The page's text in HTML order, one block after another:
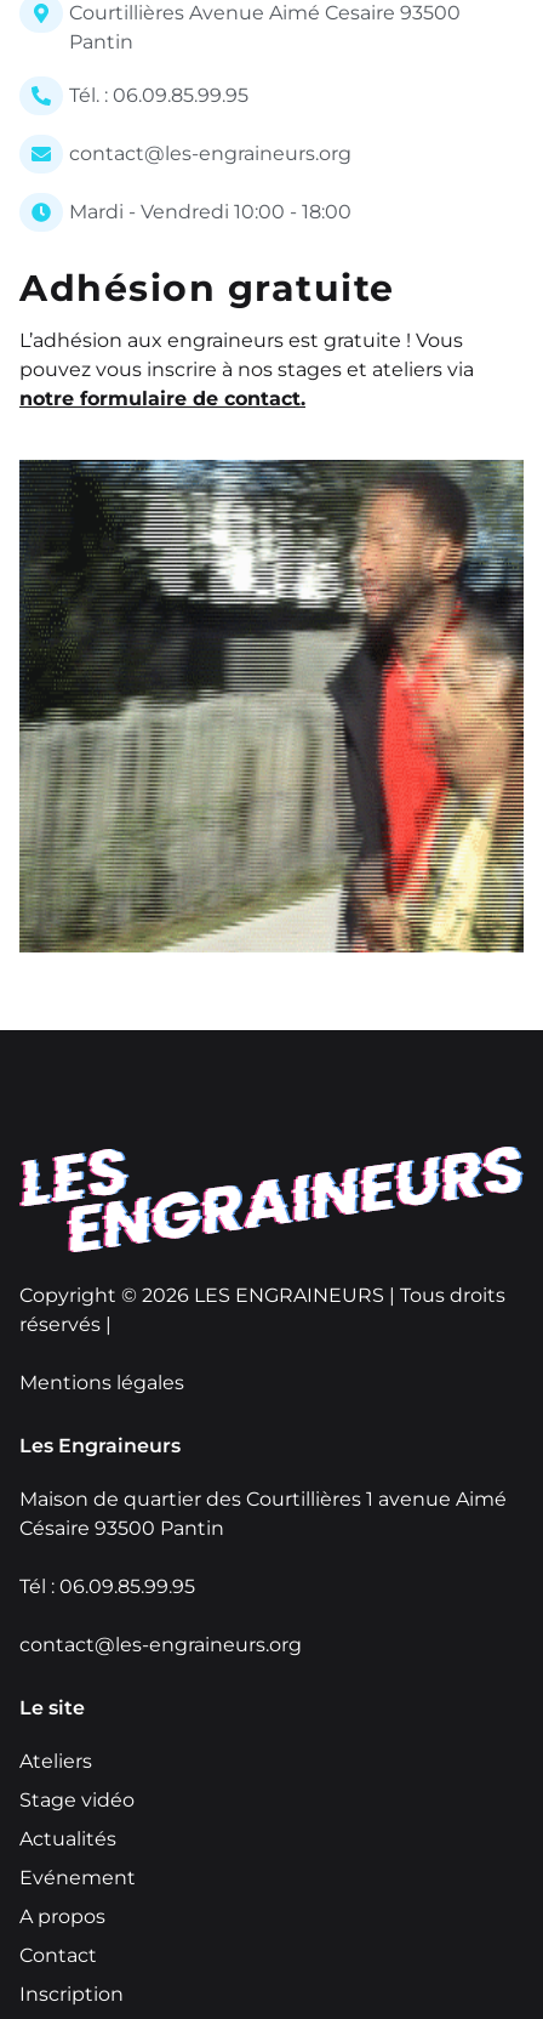
Courtillières Avenue Aimé Cesaire 93500
Pantin
Tél. : 06.09.85.99.95
contact@les-engraineurs.org
Mardi - Vendredi 10:00 - 18:00
Adhésion gratuite
L’adhésion aux engraineurs est gratuite ! Vous
pouvez vous inscrire à nos stages et ateliers via
notre formulaire de contact.
Copyright © 2026 LES ENGRAINEURS | Tous droits
réservés |
Mentions légales
Les Engraineurs
Maison de quartier des Courtillières 1 avenue Aimé
Césaire 93500 Pantin
Tél : 06.09.85.99.95
contact@les-engraineurs.org
Le site
Ateliers
Stage vidéo
Actualités
Evénement
A propos
Contact
Inscription